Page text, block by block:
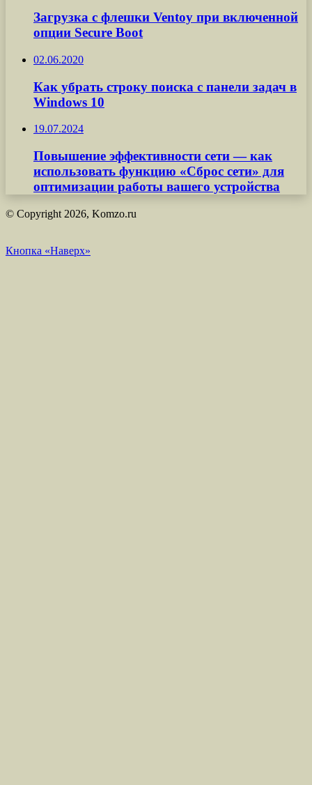
Загрузка с флешки Ventoy при включенной
опции Secure Boot
02.06.2020
Как убрать строку поиска с панели задач в
Windows 10
19.07.2024
Повышение эффективности сети — как
использовать функцию «Сброс сети» для
оптимизации работы вашего устройства
© Copyright 2026, Komzo.ru
Кнопка «Наверх»